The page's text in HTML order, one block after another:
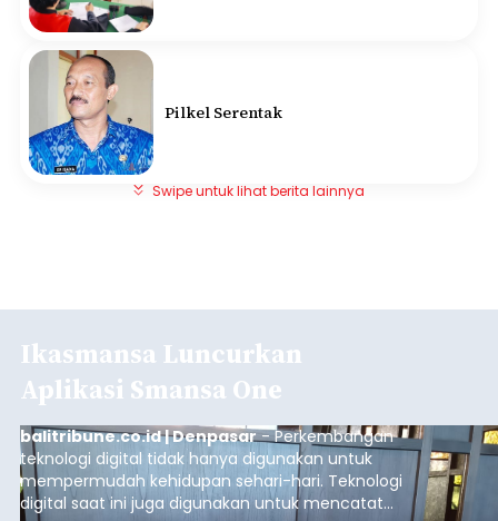
Pilkel Serentak
Swipe untuk lihat berita lainnya
Ikasmansa Luncurkan
Aplikasi Smansa One
balitribune.co.id | Denpasar- Perkembangan
teknologi digital tidak hanya digunakan untuk
mempermudah kehidupan sehari-hari. Teknologi
digital saat ini juga digunakan untuk mencatat